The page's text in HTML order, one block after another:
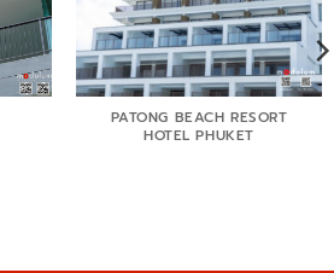
PATONG BEACH RESORT
HOTEL PHUKET